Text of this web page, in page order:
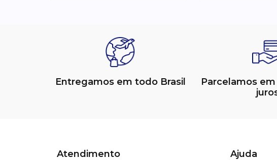
Entregamos em todo Brasil
Parcelamos
Atendimento Ajuda